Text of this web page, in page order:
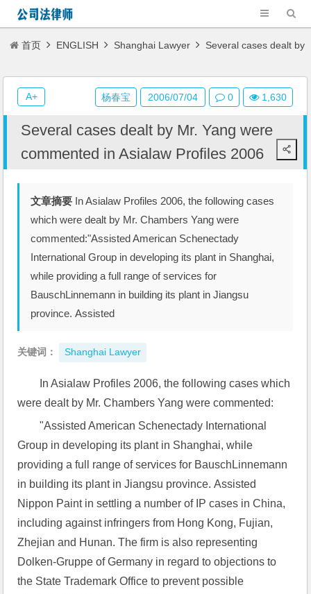
首页 ENGLISH Shanghai Lawyer Several cases dealt by
Mr. Yang were commented in Asialaw Profiles 2006
Several cases dealt by Mr. Yang were
commented in Asialaw Profiles 2006
文章摘要 In Asialaw Profiles 2006, the following cases
which were dealt by Mr. Chambers Yang were
commented:"Assisted American Schenectady
International Group in developing its plant in Shanghai,
while providing a full range of services for
BauschLinnemann in building its plant in Jiangsu
province. Assisted
关键词： Shanghai Lawyer
In Asialaw Profiles 2006, the following cases which
were dealt by Mr. Chambers Yang were commented:
"Assisted American Schenectady International
Group in developing its plant in Shanghai, while
providing a full range of services for BauschLinnemann
in building its plant in Jiangsu province. Assisted
Nippon Paint in settling a number of IP cases in China,
including against infringers from Hong Kong, Fujian,
Zhejian and Hunan. The firm is also representing
Dolken-Gruppe of Germany in regard to objections to
the State Trademark Office to prevent possible
杨春宝 2006/07/04 0 1,630
A+